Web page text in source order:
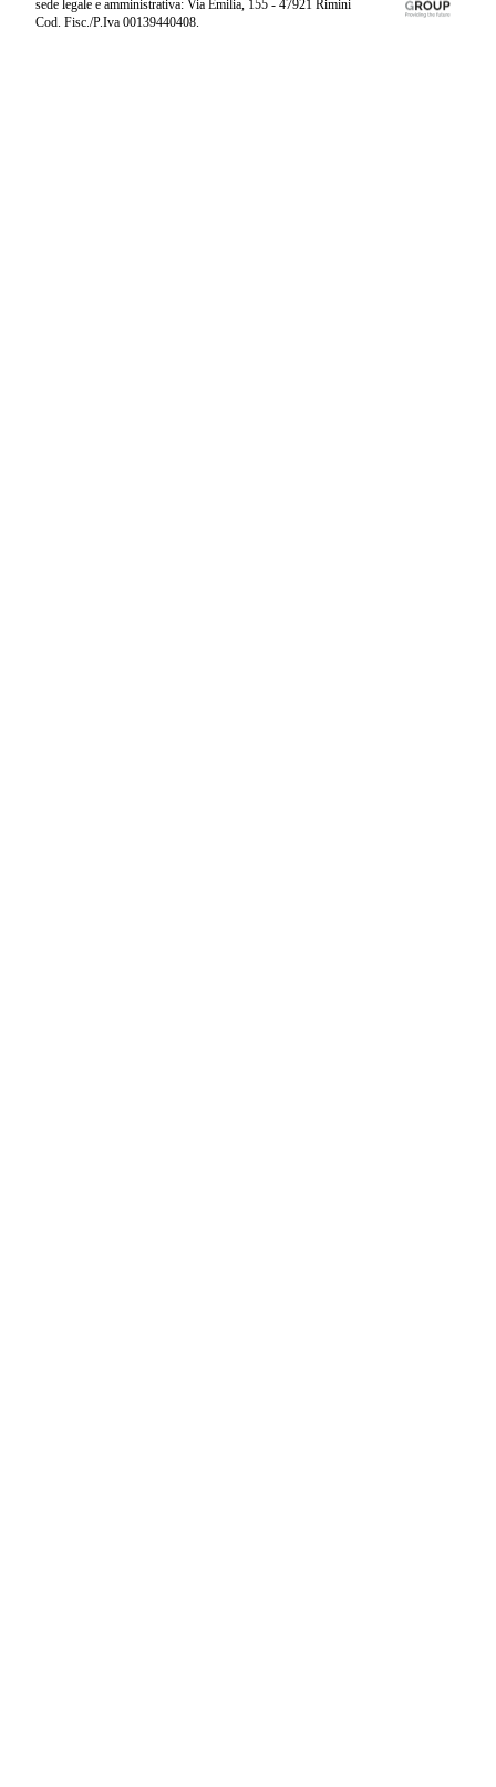
sede legale e amministrativa: Via Emilia, 155 - 47921 Rimini
Cod. Fisc./P.Iva 00139440408.